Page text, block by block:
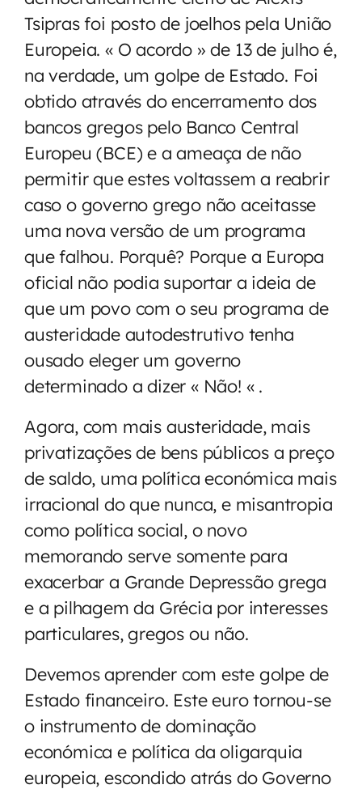
Tsipras foi posto de joelhos pela União
Europeia. « O acordo » de 13 de julho é,
na verdade, um golpe de Estado. Foi
obtido através do encerramento dos
bancos gregos pelo Banco Central
Europeu (BCE) e a ameaça de não
permitir que estes voltassem a reabrir
caso o governo grego não aceitasse
uma nova versão de um programa
que falhou. Porquê? Porque a Europa
oficial não podia suportar a ideia de
que um povo com o seu programa de
austeridade autodestrutivo tenha
ousado eleger um governo
determinado a dizer « Não! « .
Agora, com mais austeridade, mais
privatizações de bens públicos a preço
de saldo, uma política económica mais
irracional do que nunca, e misantropia
como política social, o novo
memorando serve somente para
exacerbar a Grande Depressão grega
e a pilhagem da Grécia por interesses
particulares, gregos ou não.
Devemos aprender com este golpe de
Estado financeiro. Este euro tornou-se
o instrumento de dominação
económica e política da oligarquia
europeia, escondido atrás do Governo